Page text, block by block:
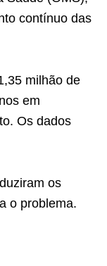
contínuo das
milhão de
em
Os dados
os
o problema.